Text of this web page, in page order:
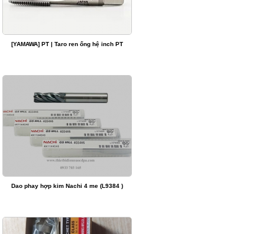
[YAMAWA] PT | Taro ren ống hệ inch PT
Dao phay hợp kim Nachi 4 me (L9384 )